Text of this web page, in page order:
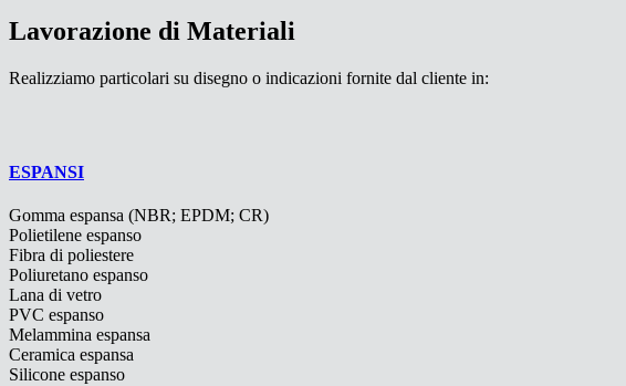
Lavorazione di Materiali
Realizziamo particolari su disegno o indicazioni fornite dal cliente in:
ESPANSI
Gomma espansa (NBR; EPDM; CR)
Polietilene espanso
Fibra di poliestere
Poliuretano espanso
Lana di vetro
PVC espanso
Melammina espansa
Ceramica espansa
Silicone espanso